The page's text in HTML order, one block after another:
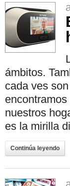
ámbitos.
cada ves
nuestros
es la mirilla
Continúa leyendo